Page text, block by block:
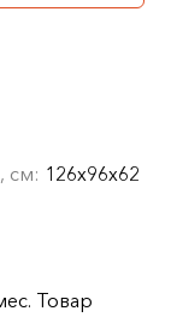
см: 126х96х62
Товар